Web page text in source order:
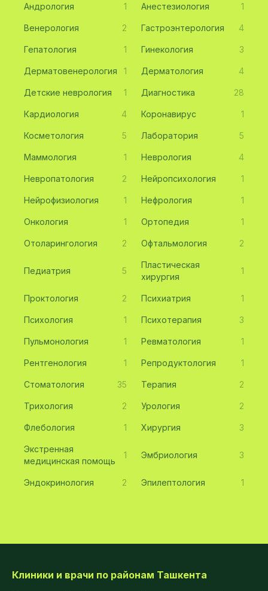
Андрология 1 Анестезиология 1
Венерология 2 Гастроэнтерология 4
Гепатология 1 Гинекология 3
Дерматовенерология 1 Дерматология 4
Детские неврология 1 Диагностика 28
Кардиология 4 Коронавирус 1
Косметология 5 Лаборатория 5
Маммология 1 Неврология 4
Невропатология 2 Нейропсихология 1
Нейрофизиология 1 Нефрология 1
Онкология 1 Ортопедия 1
Отоларингология 2 Офтальмология 2
Педиатрия 5
Пластическая
хирургия
1
Проктология 2 Психиатрия 1
Психология 1 Психотерапия 3
Пульмонология 1 Ревматология 1
Рентгенология 1 Репродуктология 1
Стоматология 35 Терапия 2
Трихология 2 Урология 2
Флебология 1 Хирургия 3
Экстренная
медицинская помощь
1 Эмбриология 3
Эндокринология 2 Эпилептология 1
Клиники и врачи по районам Ташкента